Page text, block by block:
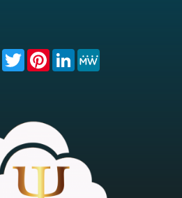
FacebookTwitterPinterest
LinkedIn